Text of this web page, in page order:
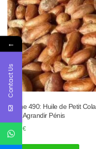
Tisane 490: Huile de Petit Cola
Pour Agrandir Pénis
40.00€
←
Contact Us